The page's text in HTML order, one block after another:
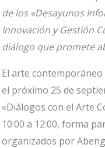
de los «Desayunos
Innovación y Gestión
diálogo que promete
El arte
el próximo 25 de
«Diálogos con el Arte
10:00 a 12:00, forma
organizados por